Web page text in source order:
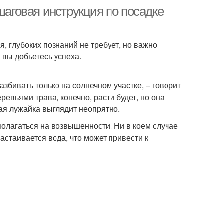
инструкция по посадке
глубоких познаний не требует, но важно
добьетесь успеха.
только на солнечном участке, – говорит
трава, конечно, расти будет, но она
лужайка выглядит неопрятно.
на возвышенности. Ни в коем случае
вода, что может привести к